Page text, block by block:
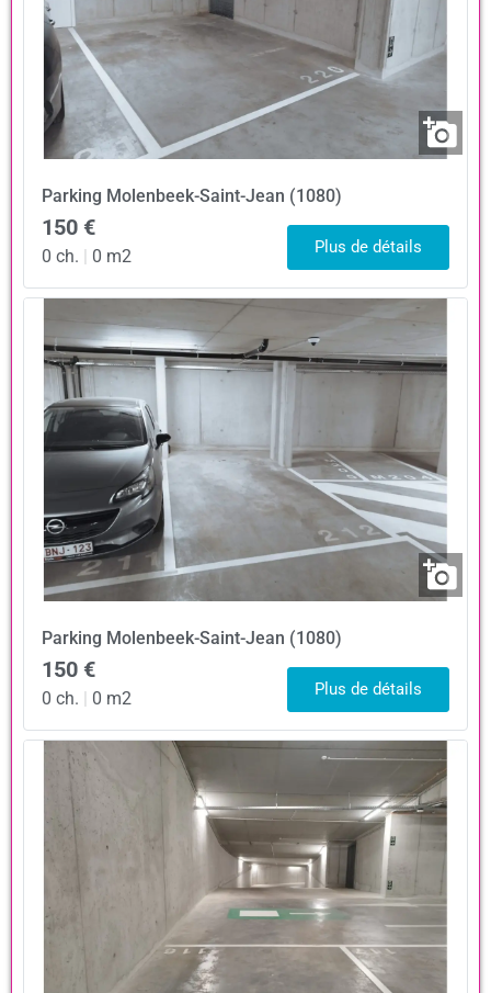
Parking Molenbeek-Saint-Jean (1080)
150 €
0 ch. | 0 m2 Plus de détails
Parking Molenbeek-Saint-Jean (1080)
150 €
0 ch. | 0 m2 Plus de détails